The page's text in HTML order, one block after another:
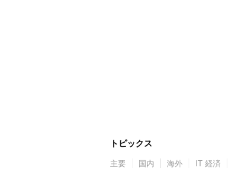
トピックス
主要 国内 海外 IT 経済